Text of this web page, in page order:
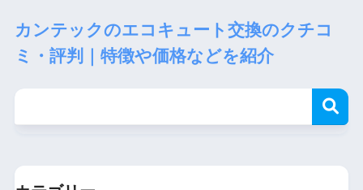
カンテックのエコキュート交換のクチコ
ミ・評判｜特徴や価格などを紹介